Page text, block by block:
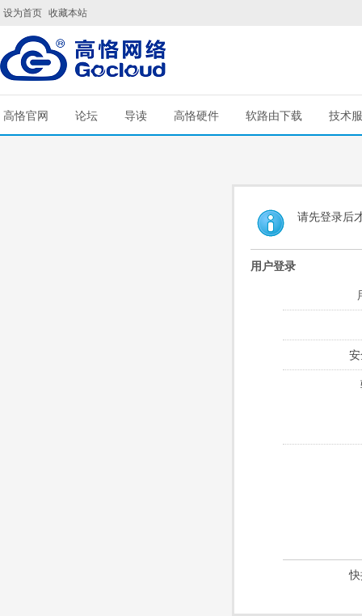
设为首页 收藏本站
高恪官网 论坛 导读 高恪硬件 软路由下载 技术
请先登录后
用户登录